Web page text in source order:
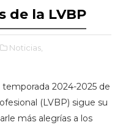
de la LVBP
Noticias,
2024-2025 de
(LVBP) sigue su
más alegrías a los